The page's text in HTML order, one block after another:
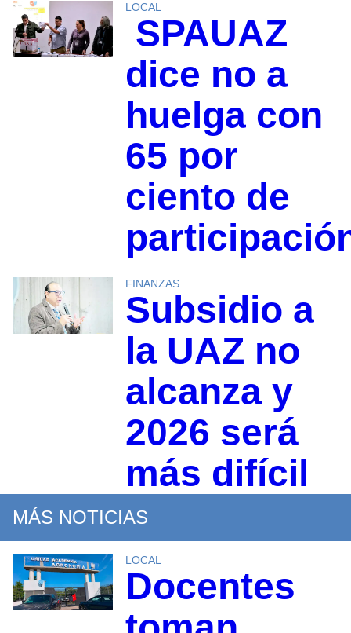
LOCAL
SPAUAZ
dice no a
huelga con
65 por
ciento de
FINANZAS
Subsidio a
la UAZ no
alcanza y
2026 será
más difícil
MÁS NOTICIAS
LOCAL
Docentes